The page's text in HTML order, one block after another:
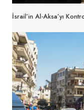
İsrail’in Al-Aksa’yı